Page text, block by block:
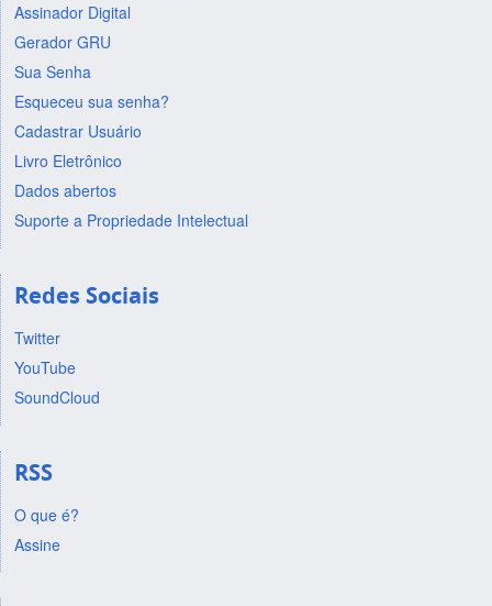
Assinador Digital
Gerador GRU
Sua Senha
Esqueceu sua senha?
Cadastrar Usuário
Livro Eletrônico
Dados abertos
Suporte a Propriedade Intelectual
Redes Sociais
Twitter
YouTube
SoundCloud
RSS
O que é?
Assine